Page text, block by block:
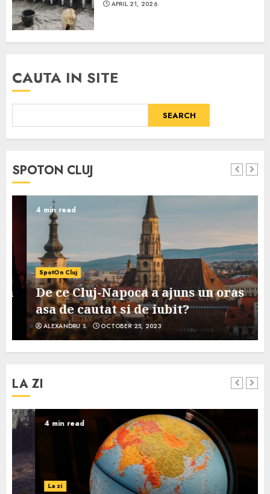
APRIL 21, 2026
CAUTA IN SITE
SEARCH
SPOTON CLUJ
4 min read
SpotOn Cluj
De ce Cluj-Napoca a ajuns un oras
asa de cautat si de iubit?
ALEXANDRU S. OCTOBER 25, 2023
LA ZI
4 min read
La zi